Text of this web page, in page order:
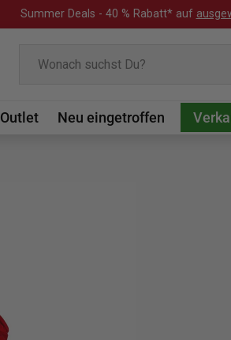
Summer Deals - 40 % Rabatt* auf
Outlet Neu eingetroffen